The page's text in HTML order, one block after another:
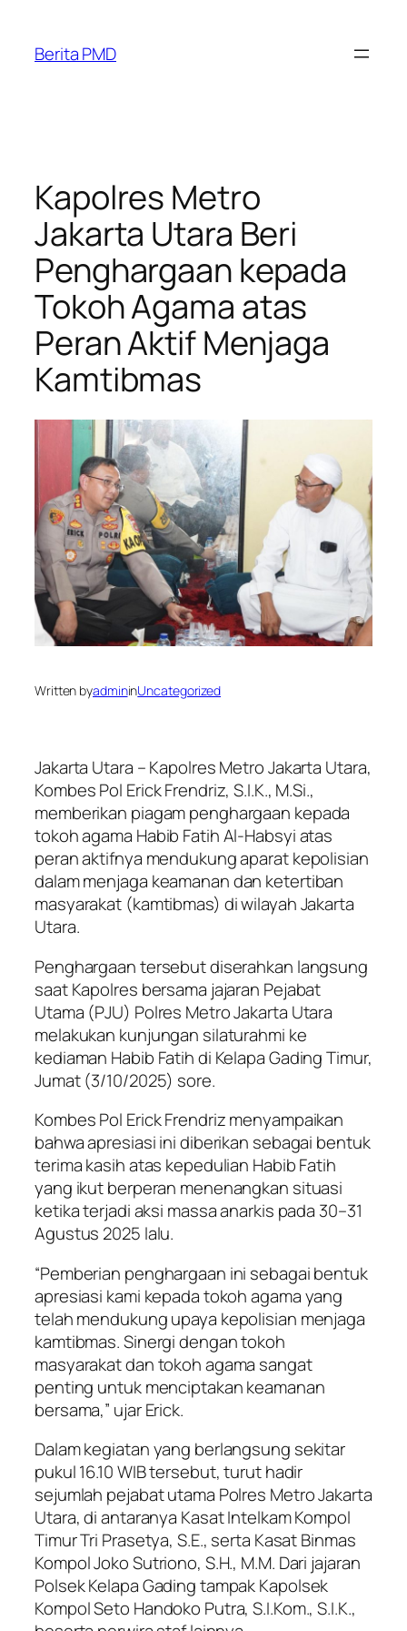
content
Berita PMD
Kapolres Metro
Jakarta Utara Beri
Penghargaan kepada
Tokoh Agama atas
Peran Aktif Menjaga
Kamtibmas
Written byadmininUncategorized
Jakarta Utara – Kapolres Metro Jakarta Utara,
Kombes Pol Erick Frendriz, S.I.K., M.Si.,
memberikan piagam penghargaan kepada
tokoh agama Habib Fatih Al-Habsyi atas
peran aktifnya mendukung aparat kepolisian
dalam menjaga keamanan dan ketertiban
masyarakat (kamtibmas) di wilayah Jakarta
Utara.
Penghargaan tersebut diserahkan langsung
saat Kapolres bersama jajaran Pejabat
Utama (PJU) Polres Metro Jakarta Utara
melakukan kunjungan silaturahmi ke
kediaman Habib Fatih di Kelapa Gading Timur,
Jumat (3/10/2025) sore.
Kombes Pol Erick Frendriz menyampaikan
bahwa apresiasi ini diberikan sebagai bentuk
terima kasih atas kepedulian Habib Fatih
yang ikut berperan menenangkan situasi
ketika terjadi aksi massa anarkis pada 30–31
Agustus 2025 lalu.
“Pemberian penghargaan ini sebagai bentuk
apresiasi kami kepada tokoh agama yang
telah mendukung upaya kepolisian menjaga
kamtibmas. Sinergi dengan tokoh
masyarakat dan tokoh agama sangat
penting untuk menciptakan keamanan
bersama,” ujar Erick.
Dalam kegiatan yang berlangsung sekitar
pukul 16.10 WIB tersebut, turut hadir
sejumlah pejabat utama Polres Metro Jakarta
Utara, di antaranya Kasat Intelkam Kompol
Timur Tri Prasetya, S.E., serta Kasat Binmas
Kompol Joko Sutriono, S.H., M.M. Dari jajaran
Polsek Kelapa Gading tampak Kapolsek
Kompol Seto Handoko Putra, S.I.Kom., S.I.K.,